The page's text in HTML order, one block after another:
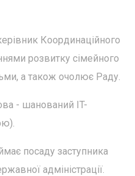
Координаційного
розвитку сімейного
а також очолює Раду.
- шанований IT-
посаду заступника
адміністрації.